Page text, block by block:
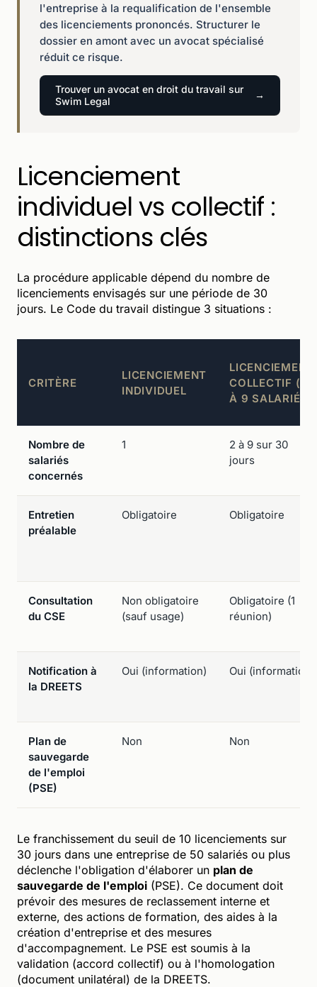
l'entreprise à la requalification de l'ensemble
des licenciements prononcés. Structurer le
dossier en amont avec un avocat spécialisé
réduit ce risque.
Trouver un avocat en droit du travail sur
Swim Legal
Licenciement
individuel vs collectif :
distinctions clés
La procédure applicable dépend du nombre de
licenciements envisagés sur une période de 30
jours. Le Code du travail distingue 3 situations :
CRITÈRE
LICENCIEMENT
INDIVIDUEL
LICENCIEMENT
COLLECTIF (2
À 9 SALARIÉS)
Nombre de
salariés
concernés
1
2 à 9 sur 30
jours
Entretien
préalable
Obligatoire Obligatoire
Consultation
du CSE
Non obligatoire
(sauf usage)
Obligatoire (1
réunion)
Notification à
la DREETS
Oui (information) Oui (information)
Plan de
sauvegarde
de l'emploi
(PSE)
Non Non
Le franchissement du seuil de 10 licenciements sur
30 jours dans une entreprise de 50 salariés ou plus
déclenche l'obligation d'élaborer un plan de
sauvegarde de l'emploi (PSE). Ce document doit
prévoir des mesures de reclassement interne et
externe, des actions de formation, des aides à la
création d'entreprise et des mesures
d'accompagnement. Le PSE est soumis à la
validation (accord collectif) ou à l'homologation
(document unilatéral) de la DREETS.